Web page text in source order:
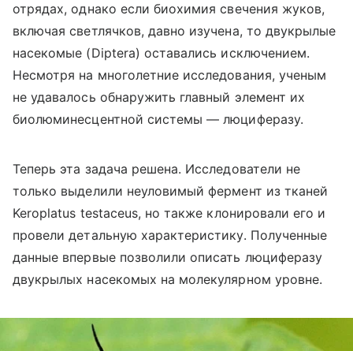
отрядах, однако если биохимия свечения жуков,
включая светлячков, давно изучена, то двукрылые
насекомые (Diptera) оставались исключением.
Несмотря на многолетние исследования, ученым
не удавалось обнаружить главный элемент их
биолюминесцентной системы — люциферазу.
Теперь эта задача решена. Исследователи не
только выделили неуловимый фермент из тканей
Keroplatus testaceus, но также клонировали его и
провели детальную характеристику. Полученные
данные впервые позволили описать люциферазу
двукрылых насекомых на молекулярном уровне.